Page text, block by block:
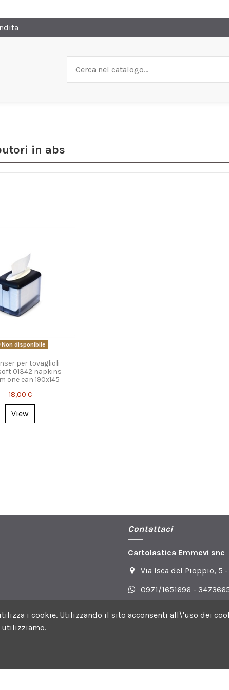
in abs
Non disponibile
per tovaglioli
01342 napkins
one ean 190x145
18,00 €
View
Contattaci
Cartolastica Emmevi snc
Via Isca del Pioppio, 5 -
0971/1651696 -
Facebook | Orari DI apertura: Lun-Ven 8.30-13.30 e 15.30-
i cookie. Utilizzando il sito acconsenti all\'uso dei
utilizziamo.